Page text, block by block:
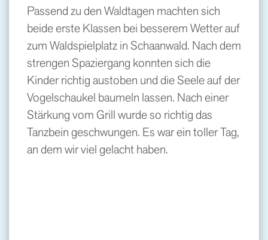
Passend zu den Waldtagen machten sich
beide erste Klassen bei besserem Wetter auf
zum Waldspielplatz in Schaanwald. Nach dem
strengen Spaziergang konnten sich die
Kinder richtig austoben und die Seele auf der
Vogelschaukel baumeln lassen. Nach einer
Stärkung vom Grill wurde so richtig das
Tanzbein geschwungen. Es war ein toller Tag,
an dem wir viel gelacht haben.